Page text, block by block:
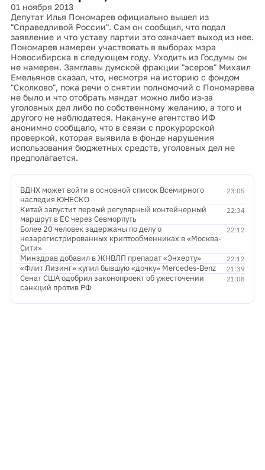
01 ноября 2013
Депутат Илья Пономарев официально вышел из
"Справедливой России". Сам он сообщил, что подал
заявление и что уставу партии это означает выход из нее.
Пономарев намерен участвовать в выборах мэра
Новосибирска в следующем году. Уходить из Госдумы он
не намерен. Замглавы думской фракции "эсеров" Михаил
Емельянов сказал, что, несмотря на историю с фондом
"Сколково", пока речи о снятии полномочий с Пономарева
не было и что отобрать мандат можно либо из-за
уголовных дел либо по собственному желанию, а того и
другого не наблюдатеся. Накануне агентство ИФ
анонимно сообщало, что в связи с прокурорской
проверкой, которая выявила в фонде нарушения
использования бюджетных средств, уголовных дел не
предполагается.
23:05
ВДНХ может войти в основной список Всемирного
наследия ЮНЕСКО
22:34
Китай запустит первый регулярный контейнерный
маршрут в ЕС через Севморпуть
22:12
Более 20 человек задержаны по делу о
незарегистрированных криптообменниках в «Москва-
Сити»
22:12
Минздрав добавил в ЖНВЛП препарат «Энхерту»
21:39
«Флит Лизинг» купил бывшую «дочку» Mercedes-Benz
21:08
Сенат США одобрил законопроект об ужесточении
санкций против РФ